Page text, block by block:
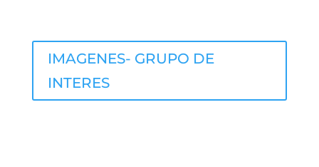
IMAGENES- GRUPO DE
INTERES